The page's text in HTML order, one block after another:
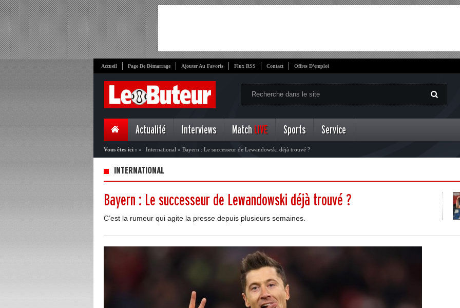
Accueil Page De Démarrage Ajouter Au Favoris Flux RSS Contact Offres D'emploi
Actualité Interviews Match LIVE Sports Service
Vous êtes ici : » International » Bayern : Le successeur de Lewandowski déjà trouvé ?
INTERNATIONAL
Bayern : Le successeur de Lewandowski déjà trouvé ?
C’est la rumeur qui agite la presse depuis plusieurs semaines.